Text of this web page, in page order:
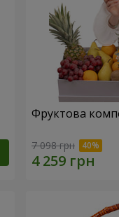
Фруктова
7 098 грн